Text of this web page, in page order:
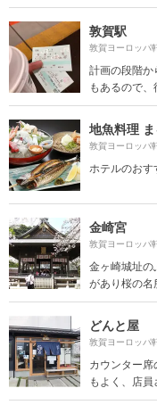
敦賀駅
敦賀ヨーロッパ
計画の段階
もあるので、
敦賀ヨーロッパ
ホテルのおす
金崎宮
敦賀ヨーロッパ
金ヶ崎城址
があり桜の名
どんと屋
敦賀ヨーロッパ
カウンター
もよく、店員